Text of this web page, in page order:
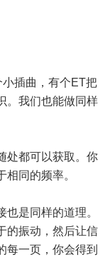
插曲，有个ET把
。我们也能做同样
处都可以获取。你
同的频率。
是同样的道理。
的振动，然后让信
每一页，你会得到